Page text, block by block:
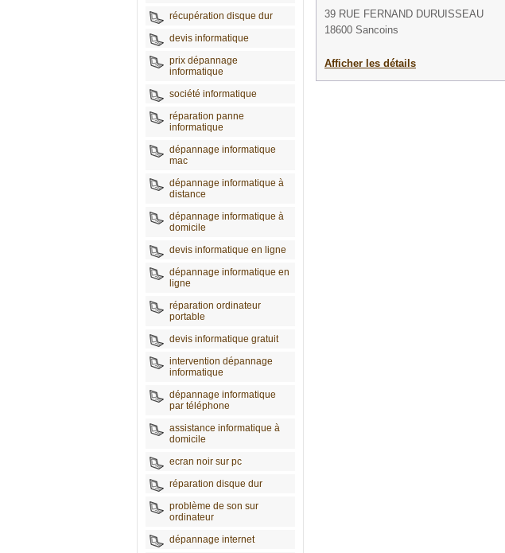
récupération disque dur
devis informatique
prix dépannage
informatique
société informatique
réparation panne
informatique
dépannage informatique
mac
dépannage informatique à
distance
dépannage informatique à
domicile
devis informatique en ligne
dépannage informatique en
ligne
réparation ordinateur
portable
devis informatique gratuit
intervention dépannage
informatique
dépannage informatique
par téléphone
assistance informatique à
domicile
ecran noir sur pc
réparation disque dur
problème de son sur
ordinateur
dépannage internet
39 RUE FERNAND DURUISSEAU
18600 Sancoins
Afficher les détails